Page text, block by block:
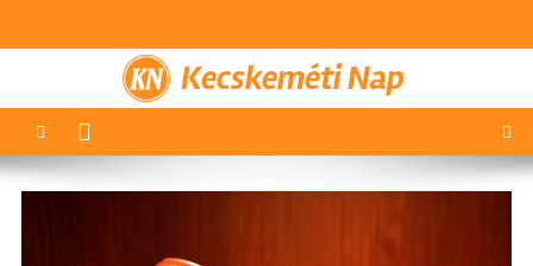
Kecskeméti Nap